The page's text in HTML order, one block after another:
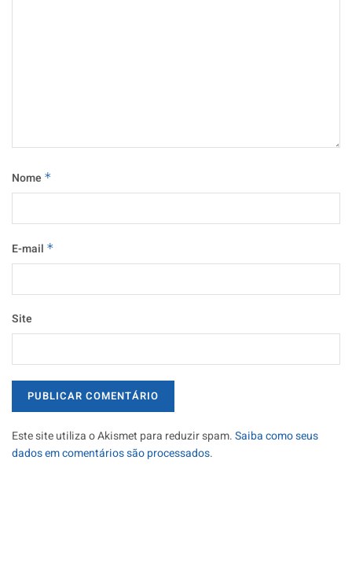
Nome *
E-mail *
Site
Este site utiliza o Akismet para reduzir spam.Saiba como seus
dados em comentários são processados.